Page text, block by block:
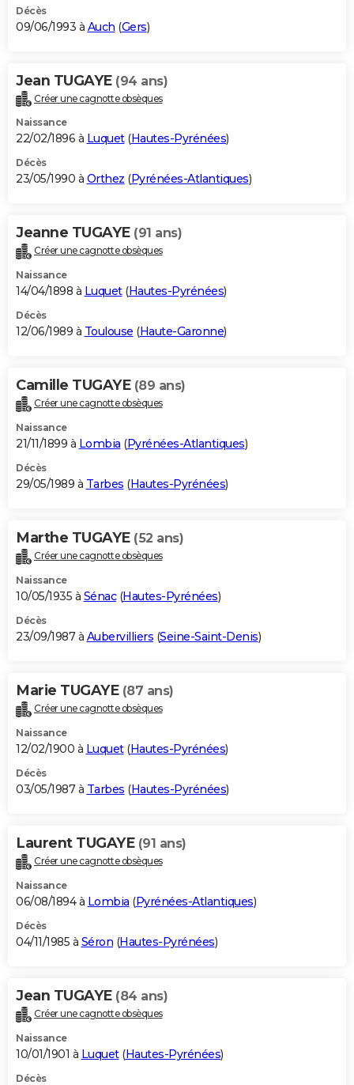
Décès
09/06/1993 à Auch (Gers)
Jean TUGAYE (94 ans)
Créer une cagnotte obsèques
Naissance
22/02/1896 à Luquet(Hautes-Pyrénées)
Décès
23/05/1990 à Orthez (Pyrénées-Atlantiques)
Jeanne TUGAYE (91 ans)
Créer une cagnotte obsèques
Naissance
14/04/1898 à Luquet(Hautes-Pyrénées)
Décès
12/06/1989 à Toulouse (Haute-Garonne)
Camille TUGAYE (89 ans)
Créer une cagnotte obsèques
Naissance
21/11/1899 à Lombia (Pyrénées-Atlantiques)
Décès
29/05/1989 à Tarbes (Hautes-Pyrénées)
Marthe TUGAYE (52 ans)
Créer une cagnotte obsèques
Naissance
10/05/1935 à Sénac(Hautes-Pyrénées)
Décès
23/09/1987 à Aubervilliers (Seine-Saint-Denis)
Marie TUGAYE (87 ans)
Créer une cagnotte obsèques
Naissance
12/02/1900 à Luquet(Hautes-Pyrénées)
Décès
03/05/1987 à Tarbes (Hautes-Pyrénées)
Laurent TUGAYE (91 ans)
Créer une cagnotte obsèques
Naissance
06/08/1894 à Lombia (Pyrénées-Atlantiques)
Décès
04/11/1985 à Séron (Hautes-Pyrénées)
Jean TUGAYE (84 ans)
Créer une cagnotte obsèques
Naissance
10/01/1901 à Luquet(Hautes-Pyrénées)
Décès